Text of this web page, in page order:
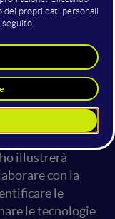
soluzioni
è che la
anziché delegarlo
condividerà le
esperienza
illustrerà
con la
le
le tecnologie